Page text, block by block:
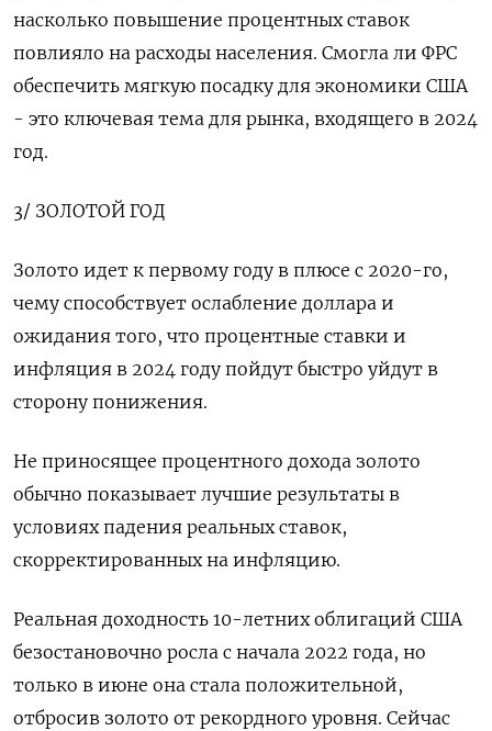
насколько повышение процентных ставок
повлияло на расходы населения. Смогла ли ФРС
обеспечить мягкую посадку для экономики США
- это ключевая тема для рынка, входящего в 2024
год.
3/ ЗОЛОТОЙ ГОД
Золото идет к первому году в плюсе с 2020-го,
чему способствует ослабление доллара и
ожидания того, что процентные ставки и
инфляция в 2024 году пойдут быстро уйдут в
сторону понижения.
Не приносящее процентного дохода золото
обычно показывает лучшие результаты в
условиях падения реальных ставок,
скорректированных на инфляцию.
Реальная доходность 10-летних облигаций США
безостановочно росла с начала 2022 года, но
только в июне она стала положительной,
отбросив золото от рекордного уровня. Сейчас